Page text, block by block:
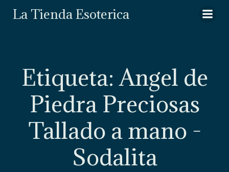
al
La Tienda Esoterica
Etiqueta: Angel de
Piedra Preciosas
Tallado a mano -
Sodalita